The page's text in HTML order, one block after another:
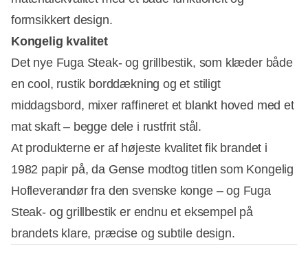
formsikkert design.
Kongelig kvalitet
Det nye Fuga Steak- og grillbestik, som klæder både
en cool, rustik borddækning og et stiligt
middagsbord, mixer raffineret et blankt hoved med et
mat skaft – begge dele i rustfrit stål.
At produkterne er af højeste kvalitet fik brandet i
1982 papir på, da Gense modtog titlen som Kongelig
Hofleverandør fra den svenske konge – og Fuga
Steak- og grillbestik er endnu et eksempel på
brandets klare, præcise og subtile design.